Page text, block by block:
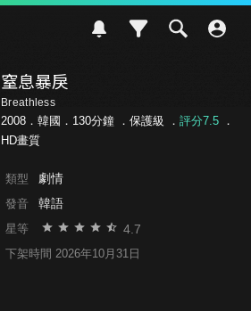
窒息暴戾
Breathless
2008．韓國．130分鐘 ． 保護級 ． 評分7.5．
HD畫質
類型 劇情
發音 韓語
星等 4.7
下架時間 2026年10月31日